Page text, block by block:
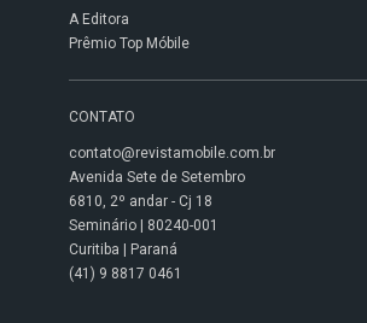
A Editora
Prêmio Top Móbile
CONTATO
contato@revistamobile.com.br
Avenida Sete de Setembro
6810, 2º andar - Cj 18
Seminário | 80240-001
Curitiba | Paraná
(41) 9 8817 0461